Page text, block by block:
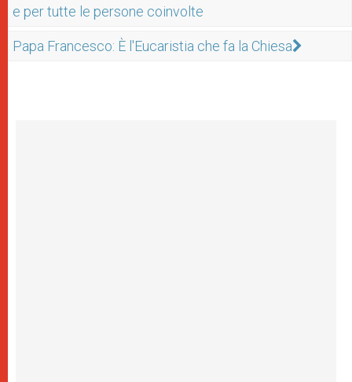
e per tutte le persone coinvolte
Papa Francesco: È l'Eucaristia che fa la Chiesa